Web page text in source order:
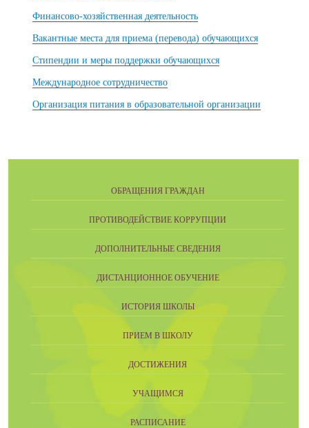
Финансово-хозяйственная деятельность
Вакантные места для приема (перевода) обучающихся
Стипендии и меры поддержки обучающихся
Международное сотрудничество
Организация питания в образовательной организации
ОБРАЩЕНИЯ ГРАЖДАН
ПРОТИВОДЕЙСТВИЕ КОРРУПЦИИ
ДОПОЛНИТЕЛЬНЫЕ СВЕДЕНИЯ
ДИСТАНЦИОННОЕ ОБУЧЕНИЕ
ИСТОРИЯ ШКОЛЫ
ПРИЕМ В ШКОЛУ
ДОСТИЖЕНИЯ
УЧАЩИМСЯ
РАСПИСАНИЕ